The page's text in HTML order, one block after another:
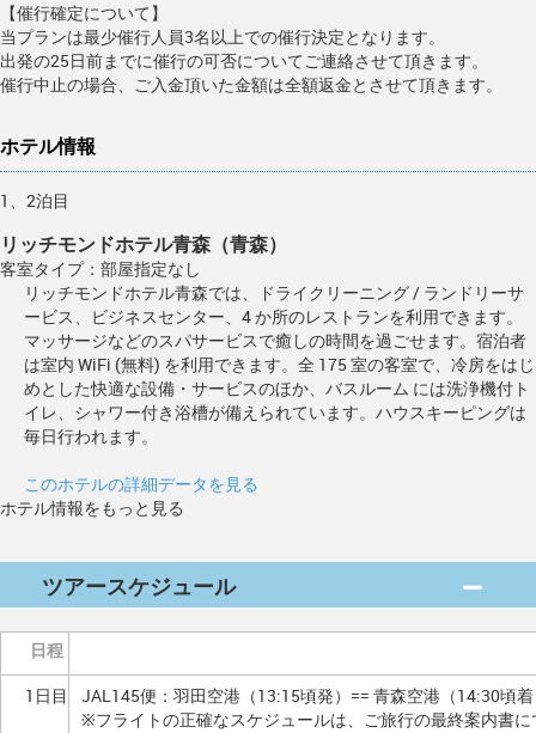
【催行確定について】
当プランは最少催行人員3名以上での催行決定となります。
出発の25日前までに催行の可否についてご連絡させて頂きます。
催行中止の場合、ご入金頂いた金額は全額返金とさせて頂きます。
ホテル情報
1、2泊目
リッチモンドホテル青森（青森）
客室タイプ：部屋指定なし
リッチモンドホテル青森では、ドライクリーニング / ランドリーサ
ービス、ビジネスセンター、4 か所のレストランを利用できます。
マッサージなどのスパサービスで癒しの時間を過ごせます。宿泊者
は室内 WiFi (無料) を利用できます。全 175 室の客室で、冷房をはじ
めとした快適な設備・サービスのほか、バスルーム には洗浄機付ト
イレ、シャワー付き浴槽が備えられています。ハウスキーピングは
毎日行われます。
このホテルの詳細データを見る
ホテル情報をもっと見る
ツアースケジュール
日程
1日目
JAL145便：羽田空港（13:15頃発）== 青森空港（14:30頃
※フライトの正確なスケジュールは、ご旅行の最終案内書